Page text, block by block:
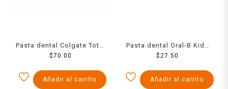
Pasta dental Colgate Total
12 anti sarro 160 ml
$70.00
Añadir al carrito
Pasta dental Oral-B Kids
Mickey 37 ml
$27.50
Añadir al carrito